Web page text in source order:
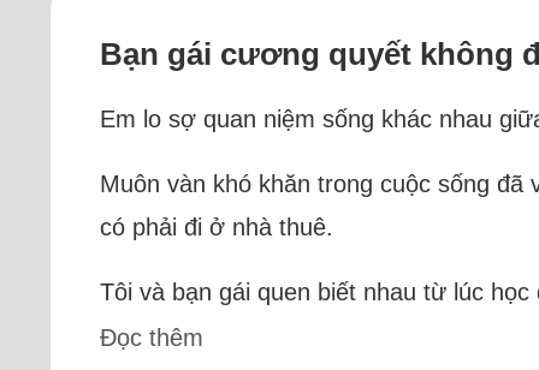
Bạn gái cương quyết không
Em lo sợ quan niệm sống khác nhau
Muôn vàn khó khăn trong cuộc sống
có phải đi ở nhà thuê.
Tôi và bạn gái quen biết nhau từ lúc
Đọc thêm